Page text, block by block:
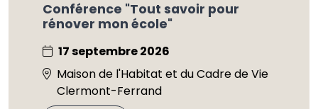
Conférence "Tout savoir pour
rénover mon école"
17 septembre 2026
Maison de l'Habitat et du Cadre de Vie
Clermont-Ferrand